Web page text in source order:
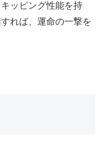
ッピング性能を持
れば、運命の一撃を